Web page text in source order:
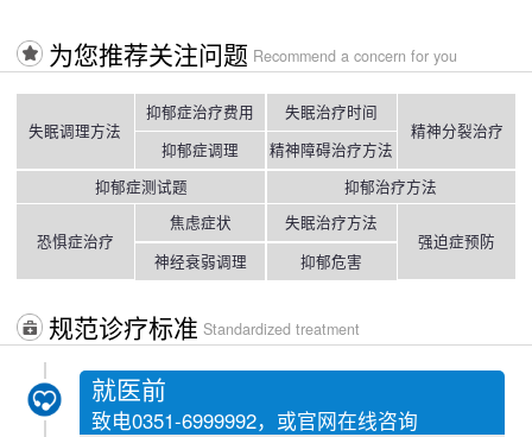
为您推荐关注问题 Recommend a concern for you
失眠调理方法
抑郁症治疗费用
抑郁症调理
失眠治疗时间
精神障碍治疗方法
精神分裂治疗
抑郁症测试题 抑郁治疗方法
恐惧症治疗
焦虑症状
神经衰弱调理
失眠治疗方法
抑郁危害
强迫症预防
规范诊疗标准 Standardized treatment
就医前
致电0351-6999992，或官网在线咨询